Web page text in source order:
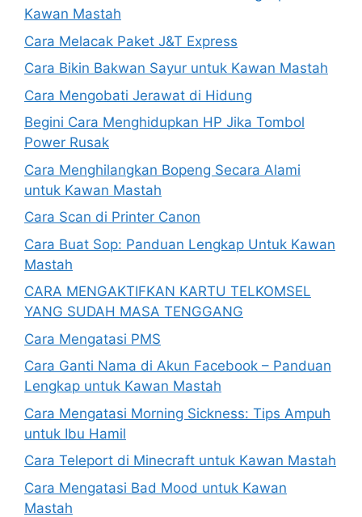
Kawan Mastah
Cara Melacak Paket J&T Express
Cara Bikin Bakwan Sayur untuk Kawan Mastah
Cara Mengobati Jerawat di Hidung
Begini Cara Menghidupkan HP Jika Tombol
Power Rusak
Cara Menghilangkan Bopeng Secara Alami
untuk Kawan Mastah
Cara Scan di Printer Canon
Cara Buat Sop: Panduan Lengkap Untuk Kawan
Mastah
CARA MENGAKTIFKAN KARTU TELKOMSEL
YANG SUDAH MASA TENGGANG
Cara Mengatasi PMS
Cara Ganti Nama di Akun Facebook – Panduan
Lengkap untuk Kawan Mastah
Cara Mengatasi Morning Sickness: Tips Ampuh
untuk Ibu Hamil
Cara Teleport di Minecraft untuk Kawan Mastah
Cara Mengatasi Bad Mood untuk Kawan
Mastah